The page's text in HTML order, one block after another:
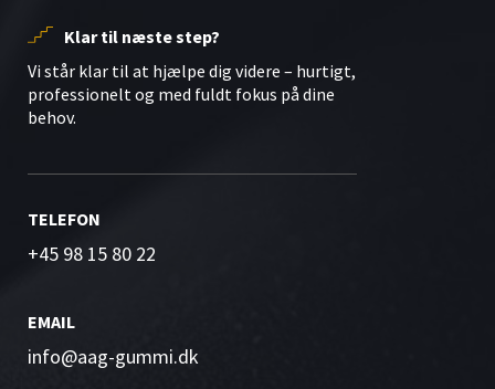
Klar til næste step?
Vi står klar til at hjælpe dig videre – hurtigt,
professionelt og med fuldt fokus på dine
behov.
TELEFON
+45 98 15 80 22
EMAIL
info@aag-gummi.dk